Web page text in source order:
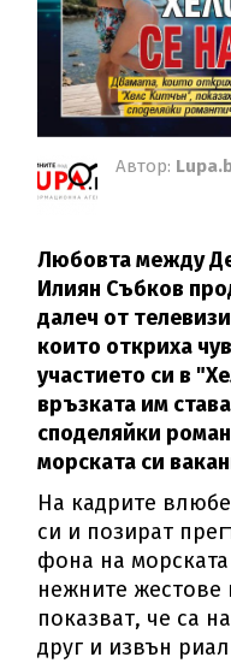
Автор:
Любовта между
Илиян Събков
далеч от
които откриха
участието си в
връзката им
споделяйки
морската си
На кадрите
си и позират
фона на
нежните
показват, че са
друг и извън